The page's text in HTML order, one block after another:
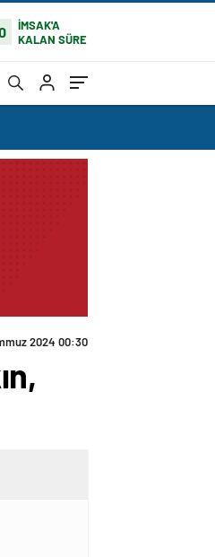
İMSAK'A
KALAN SÜRE
2024 00:30